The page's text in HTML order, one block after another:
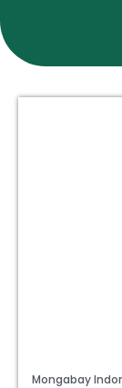
Mongabay